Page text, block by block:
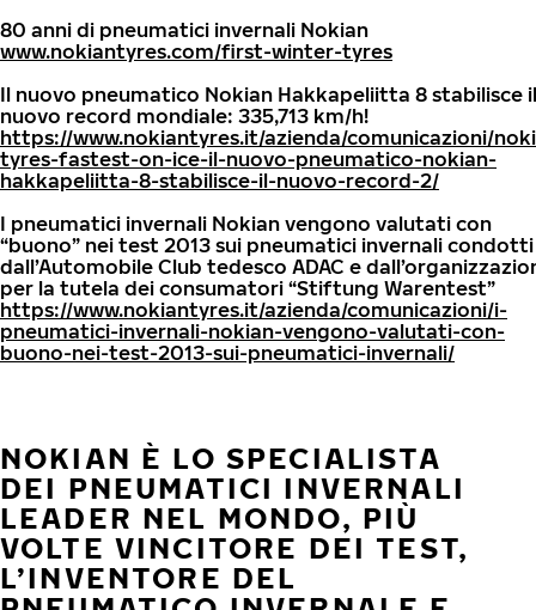
80 anni di pneumatici invernali Nokian
www.nokiantyres.com/first-winter-tyres
Il nuovo pneumatico Nokian Hakkapeliitta 8 stabilisce il
nuovo record mondiale: 335,713 km/h!
https://www.nokiantyres.it/azienda/comunicazioni/
tyres-fastest-on-ice-il-nuovo-pneumatico-nokian-
hakkapeliitta-8-stabilisce-il-nuovo-record-2/
I pneumatici invernali Nokian vengono valutati con
“buono” nei test 2013 sui pneumatici invernali condotti
dall’Automobile Club tedesco ADAC e
per la tutela dei consumatori “Stiftung Warentest”
https://www.nokiantyres.it/azienda/comunicazioni/i-
pneumatici-invernali-nokian-vengono-valutati-con-
buono-nei-test-2013-sui-pneumatici-invernali/
NOKIAN È LO SPECIALISTA
DEI PNEUMATICI INVERNALI
LEADER NEL MONDO, PIÙ
VOLTE VINCITORE DEI TEST,
L’INVENTORE DEL